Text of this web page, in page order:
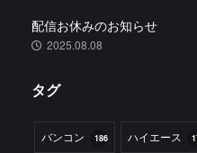
配信お休みのお知らせ
2025.08.08
タグ
バンコン 186 ハイエース